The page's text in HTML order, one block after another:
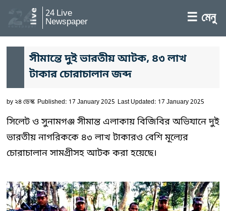
24 Live
Newspaper ☰ মেনু
সীমান্তে দুই ভারতীয় আটক, ৪৩ লাখ
টাকার চোরাচালান জব্দ
by২৪ ডেস্ক Published: 17 January 2025 Last Updated: 17 January 2025
সিলেট ও সুনামগঞ্জ সীমান্ত এলাকায় বিজিবির অভিযানে দুই
ভারতীয় নাগরিককে ৪৩ লাখ টাকারও বেশি মূল্যের
চোরাচালান সামগ্রীসহ আটক করা হয়েছে।